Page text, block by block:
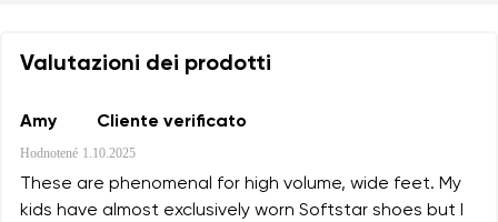
Valutazioni dei prodotti
Amy Cliente verificato
Hodnotené 1.10.2025
These are phenomenal for high volume, wide feet. My
kids have almost exclusively worn Softstar shoes but I